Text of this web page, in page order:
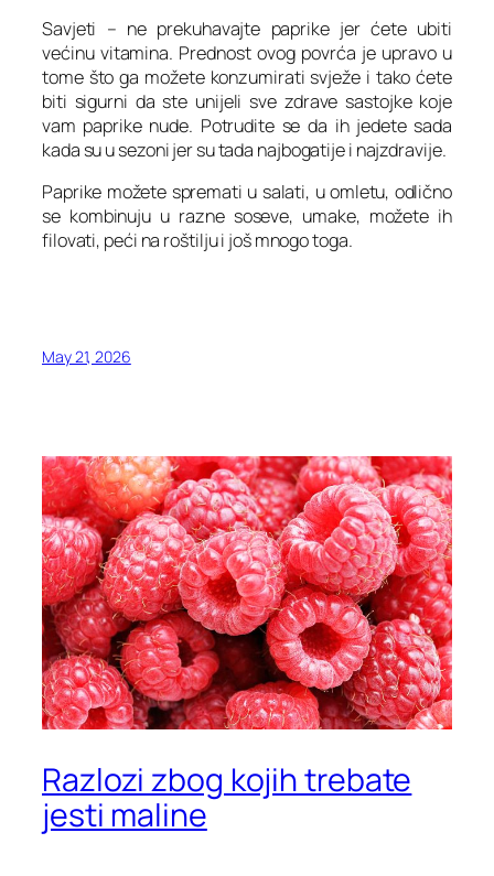
Savjeti – ne prekuhavajte paprike jer ćete ubiti
većinu vitamina. Prednost ovog povrća je upravo u
tome što ga možete konzumirati svježe i tako ćete
biti sigurni da ste unijeli sve zdrave sastojke koje
vam paprike nude. Potrudite se da ih jedete sada
kada su u sezoni jer su tada najbogatije i najzdravije.
Paprike možete spremati u salati, u omletu, odlično
se kombinuju u razne soseve, umake, možete ih
filovati, peći na roštilju i još mnogo toga.
May 21, 2026
Razlozi zbog kojih trebate
jesti maline